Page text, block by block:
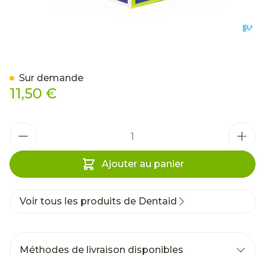
11,50 €
Ajouter au panier
Sur demande
Voir tous les produits de Dentaid
Méthodes de livraison disponibles